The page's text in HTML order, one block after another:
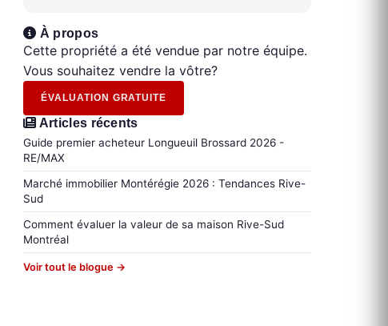
À propos
Cette propriété a été vendue par notre équipe.
Vous souhaitez vendre la vôtre?
ÉVALUATION GRATUITE
Articles récents
Guide premier acheteur Longueuil Brossard 2026 -
RE/MAX
Marché immobilier Montérégie 2026 : Tendances Rive-
Sud
Comment évaluer la valeur de sa maison Rive-Sud
Montréal
Voir tout le blogue →